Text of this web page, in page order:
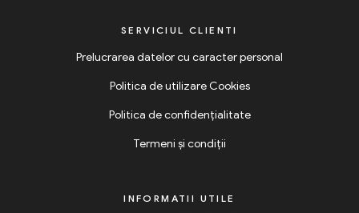
SERVICIUL CLIENTI
Prelucrarea datelor cu caracter personal
Politica de utilizare Cookies
Politica de confidențialitate
Termeni și condiții
INFORMATII UTILE